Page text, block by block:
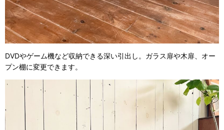
DVDやゲーム機など収納できる深い引出し。ガラス扉や木扉、オー
プン棚に変更できます。